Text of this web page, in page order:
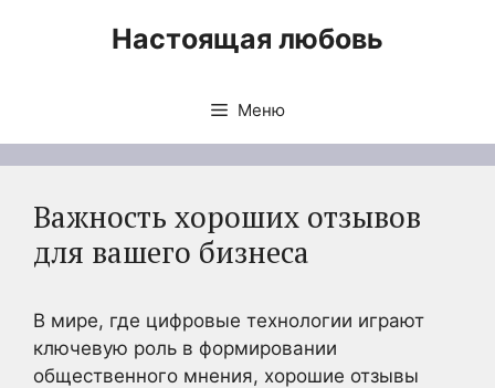
Настоящая любовь
Меню
Важность хороших отзывов
для вашего бизнеса
В мире, где цифровые технологии играют
ключевую роль в формировании
общественного мнения, хорошие отзывы